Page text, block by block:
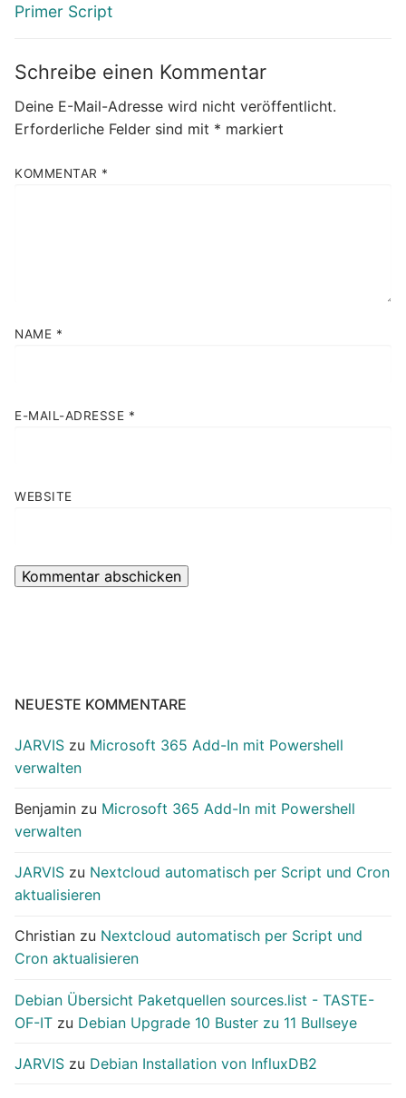
Primer Script
Schreibe einen Kommentar
Deine E-Mail-Adresse wird nicht veröffentlicht.
Erforderliche Felder sind mit * markiert
KOMMENTAR *
NAME *
E-MAIL-ADRESSE *
WEBSITE
NEUESTE KOMMENTARE
JARVIS zu Microsoft 365 Add-In mit Powershell
verwalten
Benjamin zu Microsoft 365 Add-In mit Powershell
verwalten
JARVIS zu Nextcloud automatisch per Script und Cron
aktualisieren
Christian zu Nextcloud automatisch per Script und
Cron aktualisieren
Debian Übersicht Paketquellen sources.list - TASTE-
OF-IT zu Debian Upgrade 10 Buster zu 11 Bullseye
JARVIS zu Debian Installation von InfluxDB2